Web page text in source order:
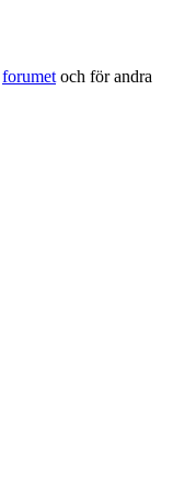
forumet och för andra